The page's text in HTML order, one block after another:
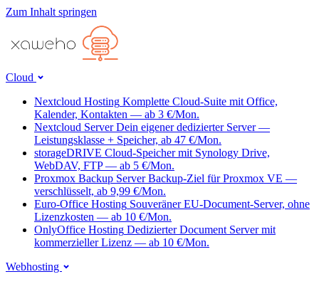
Zum Inhalt springen
Cloud
Nextcloud Hosting Komplette Cloud-Suite mit Office,
Kalender, Kontakten — ab 3 €/Mon.
Nextcloud Server Dein eigener dedizierter Server —
Leistungsklasse + Speicher, ab 47 €/Mon.
storageDRIVE Cloud-Speicher mit Synology Drive,
WebDAV, FTP — ab 5 €/Mon.
Proxmox Backup Server Backup-Ziel für Proxmox VE —
verschlüsselt, ab 9,99 €/Mon.
Euro-Office Hosting Souveräner EU-Document-Server, ohne
Lizenzkosten — ab 10 €/Mon.
OnlyOffice Hosting Dedizierter Document Server mit
kommerzieller Lizenz — ab 10 €/Mon.
Webhosting